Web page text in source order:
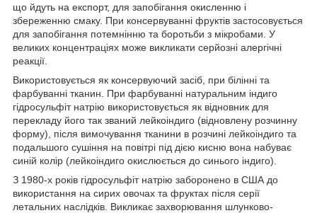
що йдуть на експорт, для запобігання окисленню і
збереженню смаку. При консервуванні фруктів застосовується
для запобігання потемнінню та боротьби з мікробами. У
великих концентраціях може викликати серйозні алергічні
реакції.
Використовується як консервуючий засіб, при білінні та
фарбуванні тканин. При фарбуванні натуральним індиго
гідросульфіт натрію використовується як відновник для
перекладу його так званий лейкоіндиго (відновлену розчинну
форму), після вимочування тканини в розчині лейкоіндиго та
подальшого сушіння на повітрі під дією кисню вона набуває
синій колір (лейкоіндиго окислюється до синього індиго).
З 1980-х років гідросульфіт натрію заборонено в США до
використання на сирих овочах та фруктах після серії
летальних наслідків. Викликає захворювання шлунково-